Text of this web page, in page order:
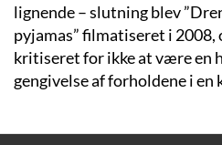
lignende – slutning blev
pyjamas” filmatiseret i 2008,
kritiseret for ikke at være en
gengivelse af forholdene i